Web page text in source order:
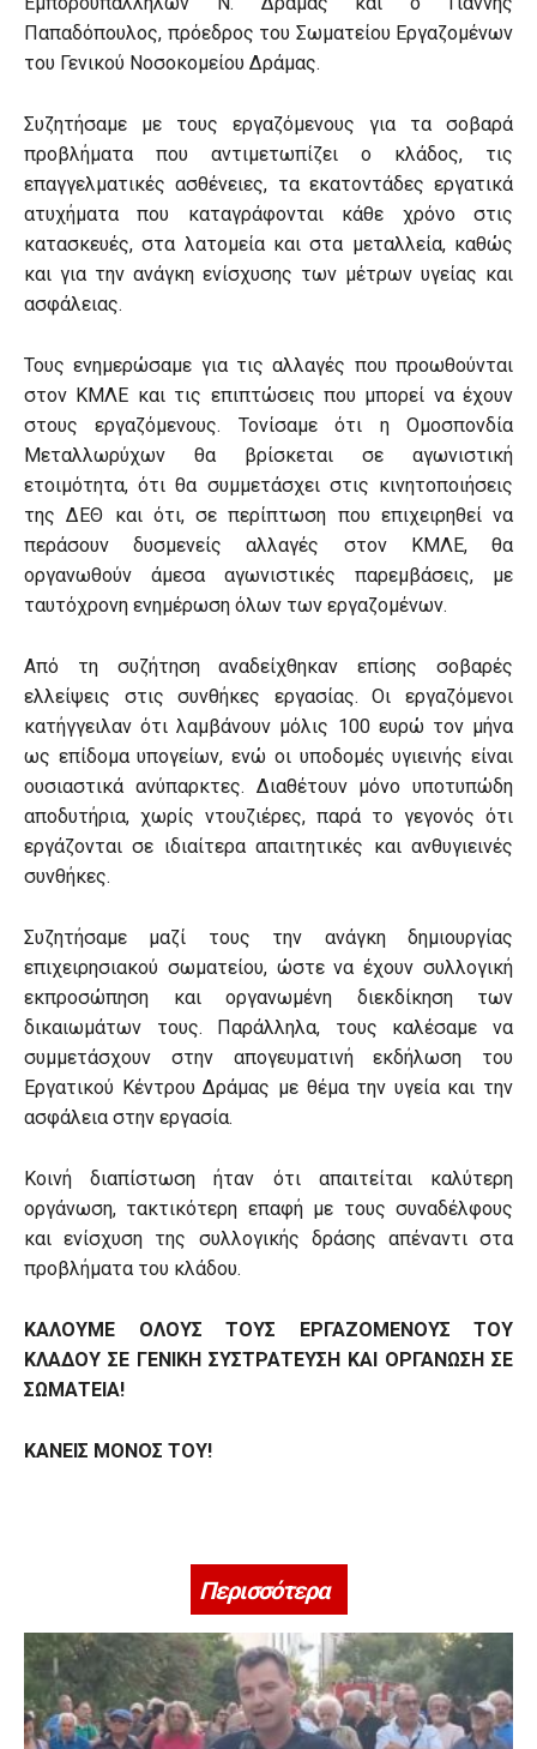
Παπαδόπουλος, πρόεδρος του Σωματείου Εργαζομένων
του Γενικού Νοσοκομείου Δράμας.
Συζητήσαμε με τους εργαζόμενους για τα σοβαρά
προβλήματα που αντιμετωπίζει ο κλάδος, τις
επαγγελματικές ασθένειες, τα εκατοντάδες εργατικά
ατυχήματα που καταγράφονται κάθε χρόνο στις
κατασκευές, στα λατομεία και στα μεταλλεία, καθώς
και για την ανάγκη ενίσχυσης των μέτρων υγείας και
ασφάλειας.
Τους ενημερώσαμε για τις αλλαγές που προωθούνται
στον ΚΜΛΕ και τις επιπτώσεις που μπορεί να έχουν
στους εργαζόμενους. Τονίσαμε ότι η Ομοσπονδία
Μεταλλωρύχων θα βρίσκεται σε αγωνιστική
ετοιμότητα, ότι θα συμμετάσχει στις κινητοποιήσεις
της ΔΕΘ και ότι, σε περίπτωση που επιχειρηθεί να
περάσουν δυσμενείς αλλαγές στον ΚΜΛΕ, θα
οργανωθούν άμεσα αγωνιστικές παρεμβάσεις, με
ταυτόχρονη ενημέρωση όλων των εργαζομένων.
Από τη συζήτηση αναδείχθηκαν επίσης σοβαρές
ελλείψεις στις συνθήκες εργασίας. Οι εργαζόμενοι
κατήγγειλαν ότι λαμβάνουν μόλις 100 ευρώ τον μήνα
ως επίδομα υπογείων, ενώ οι υποδομές υγιεινής είναι
ουσιαστικά ανύπαρκτες. Διαθέτουν μόνο υποτυπώδη
αποδυτήρια, χωρίς ντουζιέρες, παρά το γεγονός ότι
εργάζονται σε ιδιαίτερα απαιτητικές και ανθυγιεινές
συνθήκες.
Συζητήσαμε μαζί τους την ανάγκη δημιουργίας
επιχειρησιακού σωματείου, ώστε να έχουν συλλογική
εκπροσώπηση και οργανωμένη διεκδίκηση των
δικαιωμάτων τους. Παράλληλα, τους καλέσαμε να
συμμετάσχουν στην απογευματινή εκδήλωση του
Εργατικού Κέντρου Δράμας με θέμα την υγεία και την
ασφάλεια στην εργασία.
Κοινή διαπίστωση ήταν ότι απαιτείται καλύτερη
οργάνωση, τακτικότερη επαφή με τους συναδέλφους
και ενίσχυση της συλλογικής δράσης απέναντι στα
προβλήματα του κλάδου.
ΚΑΛΟΥΜΕ ΟΛΟΥΣ ΤΟΥΣ ΕΡΓΑΖΟΜΕΝΟΥΣ ΤΟΥ
ΚΛΑΔΟΥ ΣΕ ΓΕΝΙΚΗ ΣΥΣΤΡΑΤΕΥΣΗ ΚΑΙ ΟΡΓΑΝΩΣΗ ΣΕ
ΣΩΜΑΤΕΙΑ!
ΚΑΝΕΙΣ ΜΟΝΟΣ ΤΟΥ!
Περισσότερα